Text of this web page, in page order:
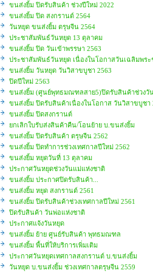
ขนส่งยิ้ม ปิดรับสินค้า ช่วงปีใหม่ 2022
ขนส่งยิ้ม ปิด สงกรานต์ 2564
วันหยุด ขนส่งยิ้ม ตรุษจีน 2564
ประชาสัมพันธ์วันหยุด 13 ตุลาคม
ขนส่งยิ้ม ปิด วันเข้าพรรษา 2563
ประชาสัมพันธ์วันหยุด เนื่องในโอกาสวันเฉลิมพร
ขนส่งยิ้ม วันหยุด วันวิสาขบูชา 2563
ปิดปีใหม่ 2563
ขนส่งยิ้ม (ศูนย์พุทธมณฑลสาย5)ปิดรับสินค้าช่วงวั
ขนส่งยิ้ม ปิดรับสินค้าเนื่องในโอกาส วันวิสาขบูชา
ขนส่งยิ้ม ปิดสงกรานต์
ยกเลิกใบรับส่งสินค้าคืน/โอนย้าย บ.ขนส่งยิ้ม
ขนส่งยิ้ม ปิดรับสินค้า ตรุษจีน 2562
ขนส่งยิ้ม ปิดทำการช่วงเทศกาลปีใหม่ 2562
ขนส่งยิ้ม หยุดวันที่ 13 ตุลาคม
ประกาศวันหยุดช่วงวันแม่แห่งชาติ
ขนส่งยิ้ม ประกาศปิดรับสินค้า...
ขนส่งยิ้ม หยุด สงกรานต์ 2561
ขนส่งยิ้ม ปิดรับสินค้าช่วงเทศกาลปีใหม่ 2561
ปิดรับสินค้า วันพ่อแห่งชาติ
ประกาศแจ้งวันหยุด
ขนส่งยิ้ม ย้าย ศูนย์รับสินค้า พุทธมณฑล
ขนส่งยิ้ม พื้นที่ให้บริการเพิ่มเติม
ประกาศวันหยุดเทศกาลสงกรานต์ บ.ขนส่งยิ้ม
วันหยุด บ.ขนส่งยิ้ม ช่วงเทศกาลตรุษจีน 2559